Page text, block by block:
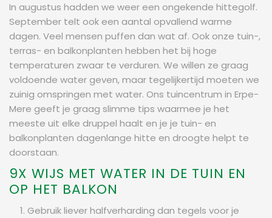
In augustus hadden we weer een ongekende hittegolf.
September telt ook een aantal opvallend warme
dagen. Veel mensen puffen dan wat af. Ook onze tuin-,
terras- en balkonplanten hebben het bij hoge
temperaturen zwaar te verduren. We willen ze graag
voldoende water geven, maar tegelijkertijd moeten we
zuinig omspringen met water. Ons tuincentrum in Erpe-
Mere geeft je graag slimme tips waarmee je het
meeste uit elke druppel haalt en je je tuin- en
balkonplanten dagenlange hitte en droogte helpt te
doorstaan.
9X WIJS MET WATER IN DE TUIN EN
OP HET BALKON
Gebruik liever halfverharding dan tegels voor je